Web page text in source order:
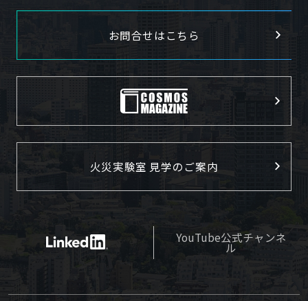
お問合せはこちら
火災実験室 見学のご案内
YouTube公式チャンネ
ル